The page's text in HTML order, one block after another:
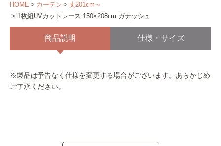
HOME カーテン
丈201cm～
1枚組UVカットレース 150×208cm ガナッシュ
商品説明 仕様・サイズ
※製品は予告なく仕様を変更する場合がございます。あらかじめ
ご了承ください。